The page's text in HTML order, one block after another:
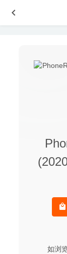
如浏
Graphic
Affinity
业设计必备软件
AnyTrans
Aiseesoft